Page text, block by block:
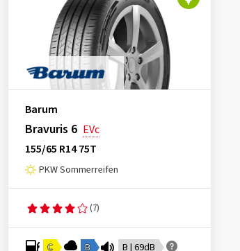
Barum
Bravuris 6 EVc
155/65 R14 75T
PKW Sommerreifen
(7)
C B B | 69dB